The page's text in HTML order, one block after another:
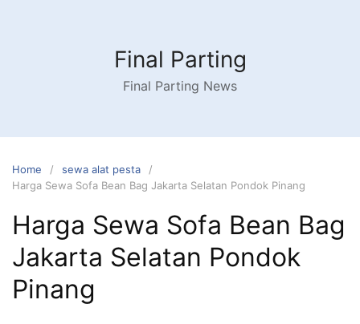
Final Parting
Final Parting News
Home
sewa alat pesta
Harga Sewa Sofa Bean Bag Jakarta Selatan Pondok Pinang
Harga Sewa Sofa Bean Bag
Jakarta Selatan Pondok
Pinang